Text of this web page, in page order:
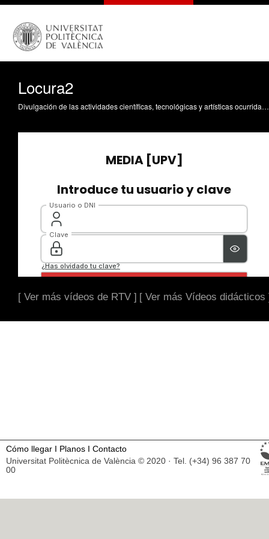
Locura2
Divulgación de las actividades científicas, tecnológicas y artísticas ocurridas en los tres campus de la UPV
[ Ver más vídeos de RTV ] [ Ver más Vídeos didácticos
Cómo llegar I Planos I Contacto
Universitat Politècnica de València © 2020 · Tel. (+34) 96 387 70
00